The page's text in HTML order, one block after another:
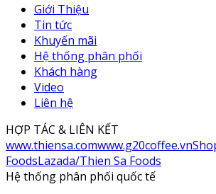
Giới Thiệu
Tin tức
Khuyến mãi
Hệ thống phân phối
Khách hàng
Video
Liên hệ
HỢP TÁC & LIÊN KẾT
www.thiensa.comwww.g20coffee.vn
FoodsLazada/Thien Sa Foods
Hệ thống phân phối quốc tế